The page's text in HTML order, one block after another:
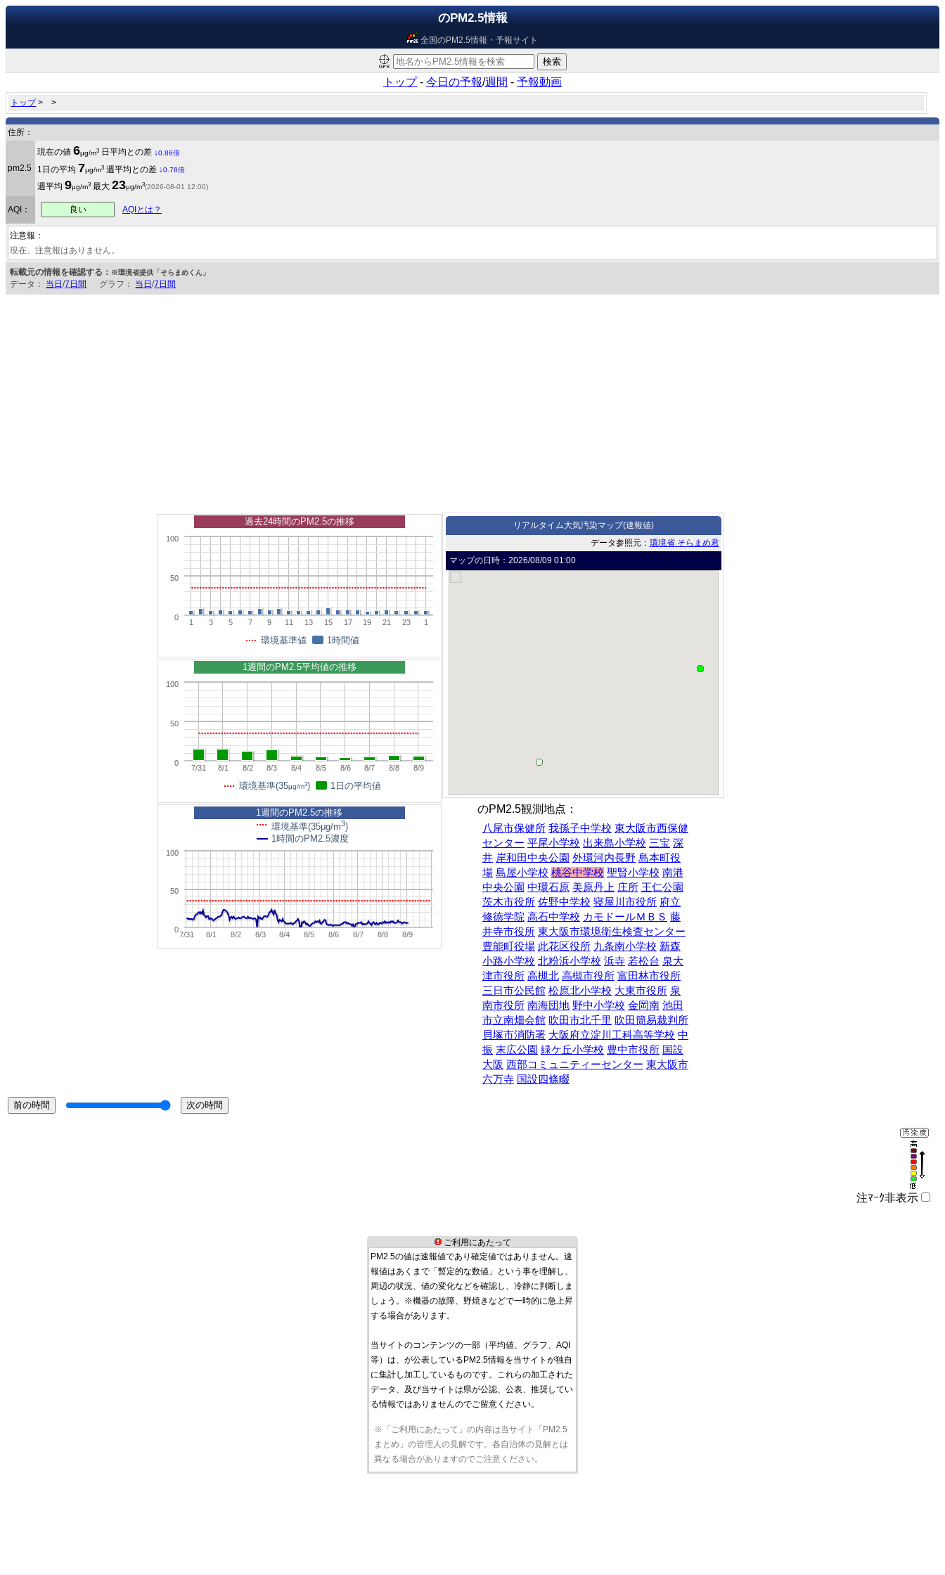
のPM2.5情報
全国のPM2.5情報・予報サイト
トップ- 今日の予報/週間 - 予報動画
トップ> >
住所：
pm2.5
現在の値 6μg/m3 日平均との差 ↓0.86倍
1日の平均 7μg/m3 週平均との差 ↓0.78倍
週平均 9μg/m3 最大 23μg/m3(2026-08-01 12:00)
AQI： 良い AQIとは？
注意報：
現在、注意報はありません。
転載元の情報を確認する： ※環境省提供「そらまめくん」
データ： 当日 /7日間 グラフ： 当日 /7日間
1 3 5 7 9 11 13 15 17 19 21 23 1
0
50
100
過去24時間のPM2.5の推移
環境基準値 1時間値
7/31 8/1 8/2 8/3 8/4 8/5 8/6 8/7 8/8 8/9
0
50
100
1週間のPM2.5平均値の推移
環境基準(35μg/m3) 1日の平均値
7/31 8/1 8/2 8/3 8/4 8/5 8/6 8/7 8/8 8/9
0
50
100
1週間のPM2.5の推移
環境基準(35μg/m3)
1時間のPM2.5濃度
リアルタイム大気汚染マップ(速報値)
データ参照元： 環境省 そらまめ君
マップの日時： 2026/08/09 01:00
のPM2.5観測地点：
八尾市保健所 我孫子中学校 東大阪市西保健
センター 平尾小学校 出来島小学校 三宝 深
井 岸和田中央公園 外環河内長野 島本町役
場 島屋小学校 桃谷中学校 聖賢小学校 南港
中央公園 中環石原 美原丹上 庄所 王仁公園
茨木市役所 佐野中学校 寝屋川市役所 府立
修徳学院 高石中学校 カモドールＭＢＳ 藤
井寺市役所 東大阪市環境衛生検査センター
豊能町役場 此花区役所 九条南小学校 新森
小路小学校 北粉浜小学校 浜寺 若松台 泉大
津市役所 高槻北 高槻市役所 富田林市役所
三日市公民館 松原北小学校 大東市役所 泉
南市役所 南海団地 野中小学校 金岡南 池田
市立南畑会館 吹田市北千里 吹田簡易裁判所
貝塚市消防署 大阪府立淀川工科高等学校 中
振 末広公園 緑ケ丘小学校 豊中市役所 国設
大阪 西部コミュニティーセンター 東大阪市
六万寺 国設四條畷
注ﾏｰｸ非表示
ご利用にあたって
PM2.5の値は速報値であり確定値ではありません。速
報値はあくまで「暫定的な数値」という事を理解し、
周辺の状況、値の変化などを確認し、冷静に判断しま
しょう。※機器の故障、野焼きなどで一時的に急上昇
する場合があります。
当サイトのコンテンツの一部（平均値、グラフ、AQI
等）は、が公表しているPM2.5情報を当サイトが独自
に集計し加工しているものです。これらの加工された
データ、及び当サイトは県が公認、公表、推奨してい
る情報ではありませんのでご留意ください。
※「ご利用にあたって」の内容は当サイト「PM2.5
まとめ」の管理人の見解です。各自治体の見解とは
異なる場合がありますのでご注意ください。